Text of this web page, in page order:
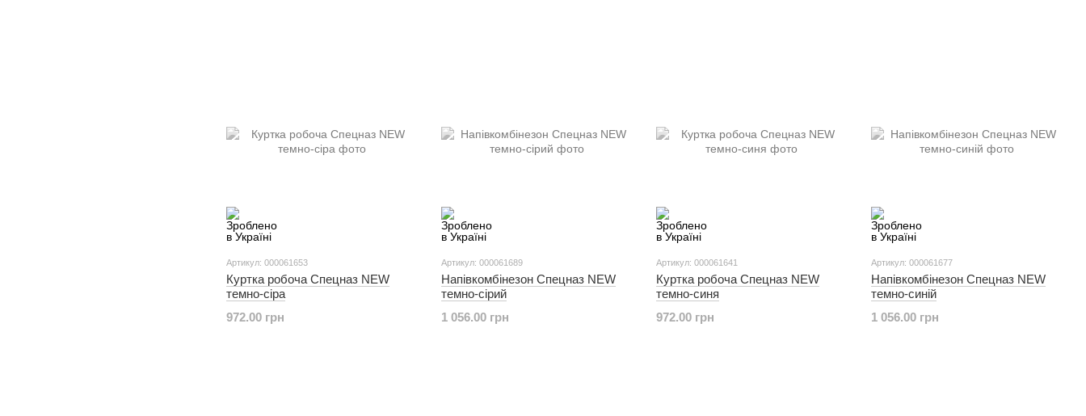
Артикул: 000061653
Куртка робоча Спецназ NEW
темно-сіра
972.00 грн
Артикул: 000061689
Напівкомбінезон Спецназ NEW
темно-сірий
1 056.00 грн
Артикул: 000061641
Куртка робоча Спецназ NEW
темно-синя
972.00 грн
Артикул: 000061677
Напівкомбінезон Спецназ NEW
темно-синій
1 056.00 грн